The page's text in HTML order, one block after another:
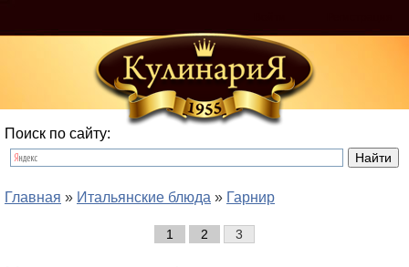
Поиск по сайту:
Главная » Итальянские блюда » Гарнир
1 2 3